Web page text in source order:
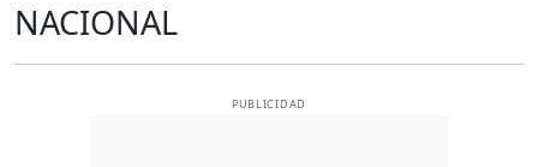
NACIONAL
PUBLICIDAD